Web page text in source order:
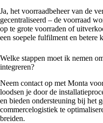
Ja, het voorraadbeheer van de
gecentraliseerd – de voorraad
op te grote voorraden of
een soepele fulfilment en betere
Welke stappen moet ik nemen
integreren?
Neem contact op met Monta
loodsen je door de
en bieden ondersteuning bij het
commercelogistiek te
breiden.